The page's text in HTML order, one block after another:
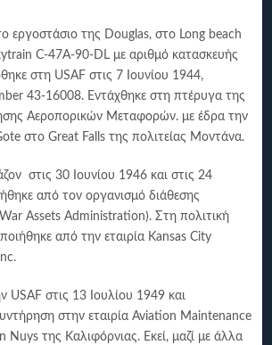
εργοστάσιο της Douglas, στο Long beach
C-47A-90-DL με αριθμό κατασκευής
στη USAF στις 7 Ιουνίου 1944,
43-16008. Εντάχθηκε στη πτέρυγα της
Αεροπορικών Μεταφορών. με έδρα την
στο Great Falls της πολιτείας Μοντάνα.
στις 30 Ιουνίου 1946 και στις 24
από τον οργανισμό διάθεσης
Assets Administration). Στη πολιτική
από την εταιρία Kansas City
USAF στις 13 Ιουλίου 1949 και
στην εταιρία Aviation Maintenance
της Καλιφόρνιας. Εκεί, μαζί με άλλα